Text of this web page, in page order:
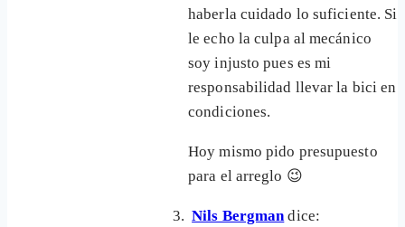
haberla cuidado lo suficiente. Si
le echo la culpa al mecánico
soy injusto pues es mi
responsabilidad llevar la bici en
condiciones.
Hoy mismo pido presupuesto
para el arreglo 😉
Nils Bergman dice: